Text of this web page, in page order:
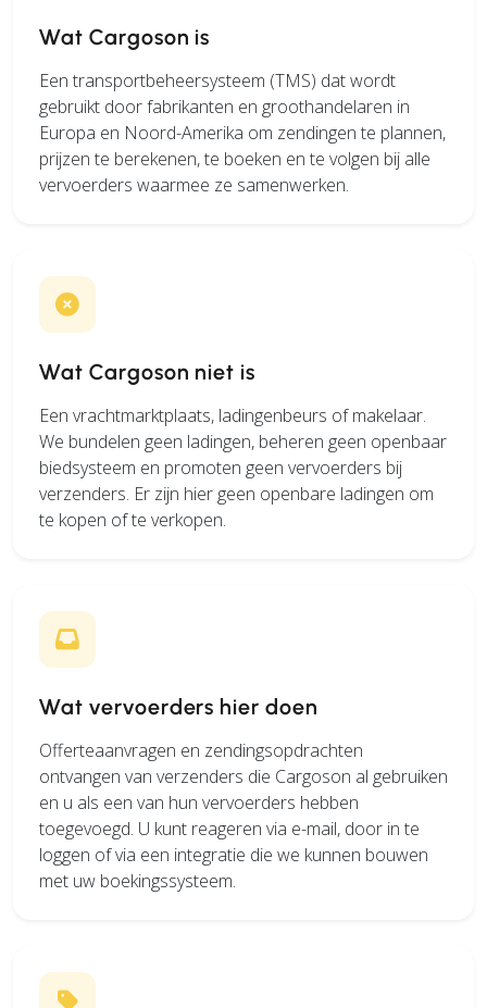
Wat Cargoson is
Een transportbeheersysteem (TMS) dat wordt
gebruikt door fabrikanten en groothandelaren in
Europa en Noord-Amerika om zendingen te plannen,
prijzen te berekenen, te boeken en te volgen bij alle
vervoerders waarmee ze samenwerken.
Wat Cargoson niet is
Een vrachtmarktplaats, ladingenbeurs of makelaar.
We bundelen geen ladingen, beheren geen openbaar
biedsysteem en promoten geen vervoerders bij
verzenders. Er zijn hier geen openbare ladingen om
te kopen of te verkopen.
Wat vervoerders hier doen
Offerteaanvragen en zendingsopdrachten
ontvangen van verzenders die Cargoson al gebruiken
en u als een van hun vervoerders hebben
toegevoegd. U kunt reageren via e-mail, door in te
loggen of via een integratie die we kunnen bouwen
met uw boekingssysteem.